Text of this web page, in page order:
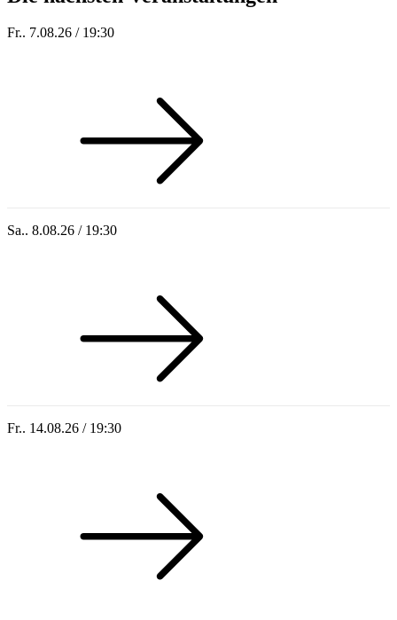
Fr.. 7.08.26 / 19:30
Sa.. 8.08.26 / 19:30
Fr.. 14.08.26 / 19:30